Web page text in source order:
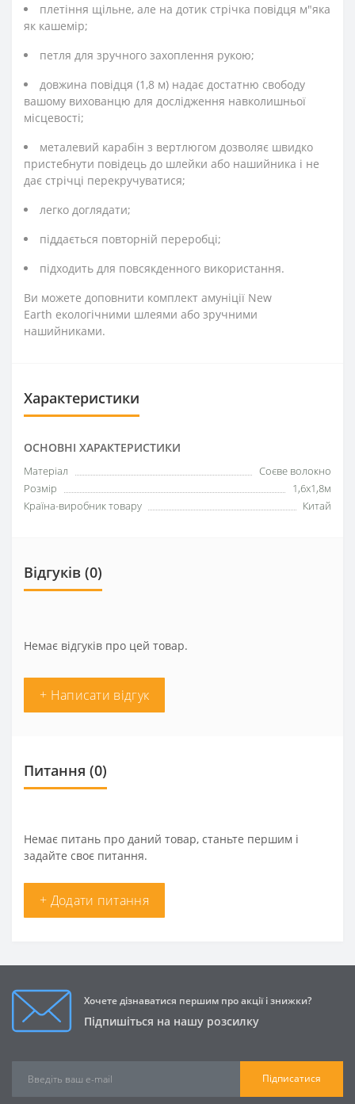
плетіння щільне, але на дотик стрічка повідця м"яка
як кашемір;
петля для зручного захоплення рукою;
довжина повідця (1,8 м) надає достатню свободу
вашому вихованцю для дослідження навколишньої
місцевості;
металевий карабін з вертлюгом дозволяє швидко
пристебнути повідець до шлейки або нашийника і не
дає стрічці перекручуватися;
легко доглядати;
піддається повторній переробці;
підходить для повсякденного використання.
Ви можете доповнити комплект амуніції New
Earth екологічними шлеями або зручними
нашийниками.
Характеристики
ОСНОВНІ ХАРАКТЕРИСТИКИ
Матеріал
Соєве волокно
Розмір
1,6х1,8м
Країна-виробник товару
Китай
Відгуків (0)
Немає відгуків про цей товар.
+ Написати відгук
Питання (0)
Немає питань про даний товар, станьте першим і
задайте своє питання.
+ Додати питання
Хочете дізнаватися першим про акції і знижки?
Підпишіться на нашу розсилку
Підписатися